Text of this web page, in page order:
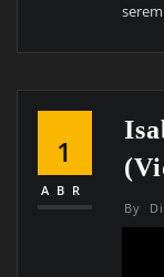
1
ABR
By